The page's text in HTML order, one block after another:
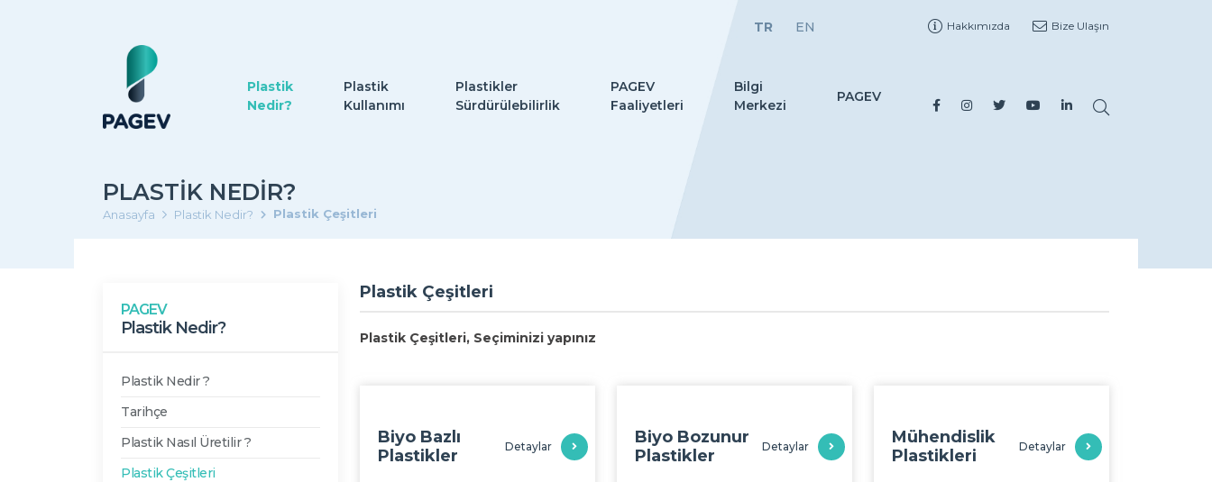
TR EN Hakkımızda Bize Ulaşın
Plastik
Nedir?
Plastik
Kullanımı
Plastikler
Sürdürülebilirlik
PAGEV
Faaliyetleri
Bilgi
Merkezi
PAGEV
PLASTIK NEDIR?
Anasayfa Plastik Nedir? Plastik Çeşitleri
PAGEV
Plastik Nedir?
Plastik Nedir ?
Tarihçe
Plastik Nasıl Üretilir ?
Plastik Çeşitleri
Plastik Çeşitleri
Plastik Çeşitleri, Seçiminizi yapınız
Biyo Bazlı
Plastikler
Detaylar
Biyo Bozunur
Plastikler
Detaylar
Mühendislik
Plastikleri
Detaylar